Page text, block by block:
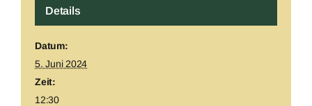
Details
Datum:
5. Juni 2024
Zeit:
12:30